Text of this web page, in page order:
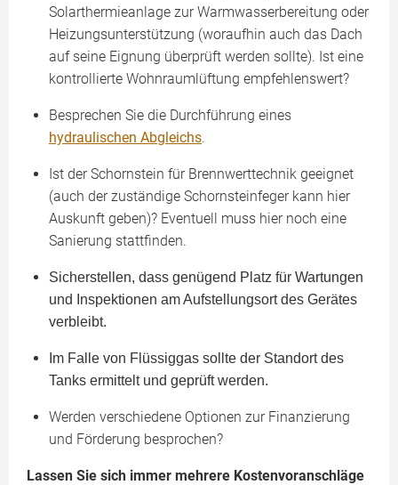
Solarthermieanlage zur Warmwasserbereitung oder
Heizungsunterstützung (woraufhin auch das Dach
auf seine Eignung überprüft werden sollte). Ist eine
kontrollierte Wohnraumlüftung empfehlenswert?
Besprechen Sie die Durchführung eines
hydraulischen Abgleichs.
Ist der Schornstein für Brennwerttechnik geeignet
(auch der zuständige Schornsteinfeger kann hier
Auskunft geben)? Eventuell muss hier noch eine
Sanierung stattfinden.
Sicherstellen, dass genügend Platz für Wartungen
und Inspektionen am Aufstellungsort des Gerätes
verbleibt.
Im Falle von Flüssiggas sollte der Standort des
Tanks ermittelt und geprüft werden.
Werden verschiedene Optionen zur Finanzierung
und Förderung besprochen?
Lassen Sie sich immer mehrere Kostenvoranschläge